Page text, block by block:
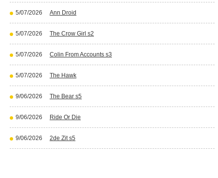
5/07/2026 Ann Droid
5/07/2026 The Crow Girl s2
5/07/2026 Colin From Accounts s3
5/07/2026 The Hawk
9/06/2026 The Bear s5
9/06/2026 Ride Or Die
9/06/2026 2de Zit s5